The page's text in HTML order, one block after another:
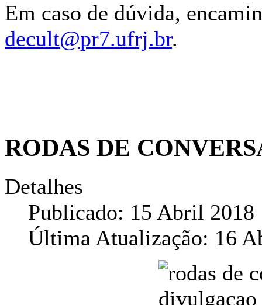
Em caso de dúvida,
decult@pr7.ufrj.br.
RODAS DE
Detalhes
Publicado: 15 Abril 2018
Última Atualização: 16